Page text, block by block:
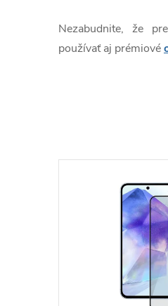
Nezabudnite, že
používať aj prémiové